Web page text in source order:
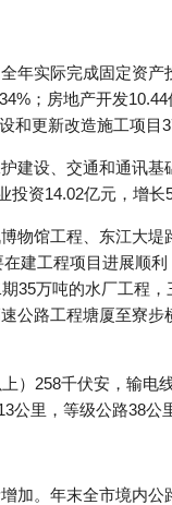
年实际完成固定资
；房地产开发
更新改造施工项目
建设、交通和通讯
资14.02亿元，增长
物馆工程、东江大
建工程项目进展顺
35万吨的水厂工程
公路工程塘厦至寮
）258千伏安，输电
公里，等级公路38公
加。年末全市境内